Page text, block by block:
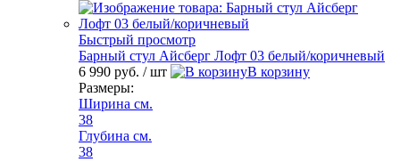
Быстрый просмотр
Барный стул Айсберг Лофт 03 белый/коричневый
6 990 руб. / шт
В корзину
Размеры:
Ширина см.
38
Глубина см.
38